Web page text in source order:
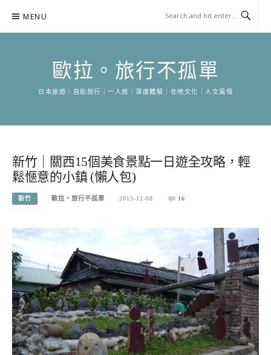
content
MENU
歐拉。旅行不孤單
日本旅遊｜自助旅行｜一人旅｜深度體驗｜在地文化｜人文風情
新竹｜關西15個美食景點一日遊全攻略，輕
鬆愜意的小鎮 (懶人包)
新竹 歐拉。旅行不孤單 2015-12-08 16